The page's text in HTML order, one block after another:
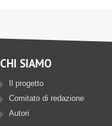
CHI SIAMO
Il progetto
Comitato di redazione
Autori